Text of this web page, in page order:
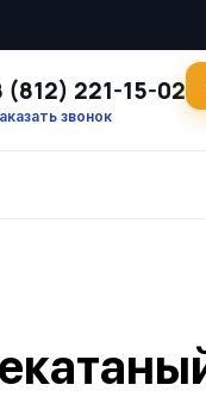
(812) 221-15-02
звонок